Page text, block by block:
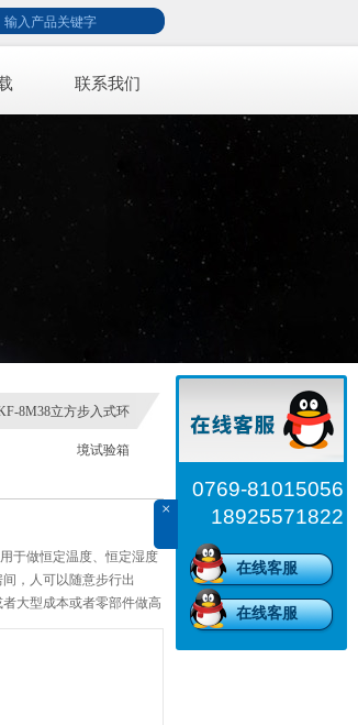
联系我们
8M38立方步入式环
境试验箱
于做恒定温度、恒定湿度
，人可以随意步行出
大型成本或者零部件做高
变、高低温湿交变、恒温
、有的类似于房子大小，
只根据客户需求的
0769-81015056
18925571822
在线客服
在线客服
×